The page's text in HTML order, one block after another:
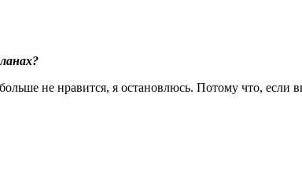
не нравится, я остановлюсь. Потому что, если